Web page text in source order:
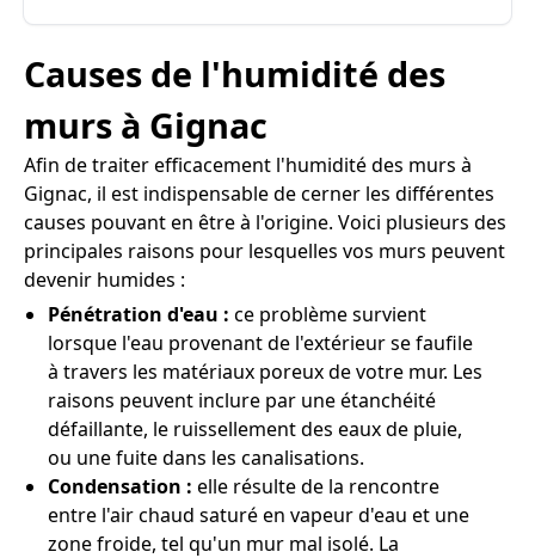
Causes de l'humidité des
murs à Gignac
Afin de traiter efficacement l'humidité des murs à
Gignac, il est indispensable de cerner les différentes
causes pouvant en être à l'origine. Voici plusieurs des
principales raisons pour lesquelles vos murs peuvent
devenir humides :
Pénétration d'eau : ce problème survient
lorsque l'eau provenant de l'extérieur se faufile
à travers les matériaux poreux de votre mur. Les
raisons peuvent inclure par une étanchéité
défaillante, le ruissellement des eaux de pluie,
ou une fuite dans les canalisations.
Condensation : elle résulte de la rencontre
entre l'air chaud saturé en vapeur d'eau et une
zone froide, tel qu'un mur mal isolé. La